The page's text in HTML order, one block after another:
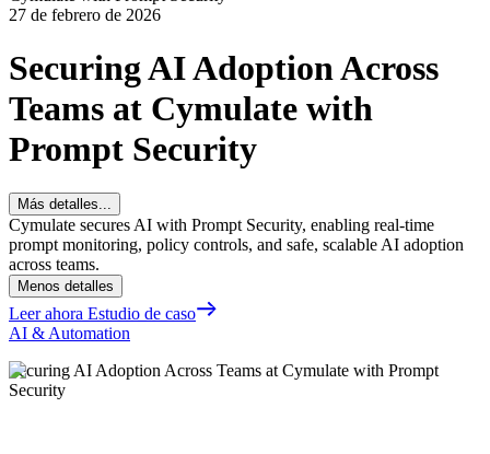
27 de febrero de 2026
Securing AI Adoption Across
Teams at Cymulate with
Prompt Security
Más detalles...
Cymulate secures AI with Prompt Security, enabling real-time
prompt monitoring, policy controls, and safe, scalable AI adoption
across teams.
Menos detalles
Leer ahora Estudio de caso
AI & Automation
Securing AI Adoption Across Teams at Cymulate with Prompt
Security